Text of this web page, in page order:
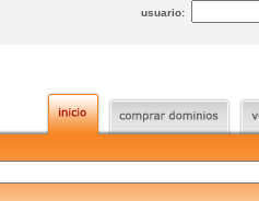
usuario: